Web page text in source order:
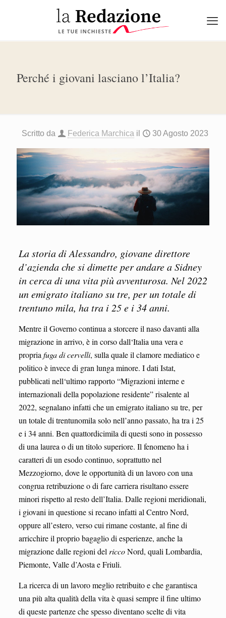
Perché i giovani lasciano l’Italia?
Scritto da Federica Marchica il 30 Agosto 2023
La storia di Alessandro, giovane direttore
d’azienda che si dimette per andare a Sidney
in cerca di una vitapiù avventurosa. Nel 2022
un emigrato italiano su tre, per un totale di
trentuno mila, ha tra i 25 e i 34 anni.
Mentre il Governo continua a storcere il naso davanti alla
migrazione in arrivo, è in corso dall‘Italia una vera e
propria fuga di cervelli, sulla quale il clamore mediatico e
politico è invece di gran lunga minore. I dati Istat,
pubblicati nell‘ultimo rapporto “Migrazioni interne e
internazionali della popolazione residente” risalente al
2022, segnalano infatti che un emigrato italiano su tre, per
un totale di trentunomila solo nell’anno passato, ha tra i 25
e i 34 anni. Ben quattordicimila di questi sono in possesso
di una laurea o di un titolo superiore. Il fenomeno ha i
caratteri di un esodo continuo, soprattutto nel
Mezzogiorno, dove le opportunità di un lavoro con una
congrua retribuzione o di fare carriera risultano essere
minori rispetto al resto dell’Italia. Dalle regioni meridionali,
i giovani in questione si recano infatti al Centro Nord,
oppure all’estero, verso cui rimane costante, al fine di
arricchire il proprio bagaglio di esperienze, anche la
migrazione dalle regioni del riccoNord, quali Lombardia,
Piemonte, Valle d’Aosta e Friuli.
La ricerca di un lavoro meglio retribuito e che garantisca
una più alta qualità della vita è quasi sempre il fine ultimo
di queste partenze che spesso diventano scelte di vita